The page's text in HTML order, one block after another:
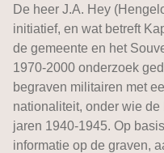
De heer J.A. Hey
initiatief, en wat betreft
de gemeente en het
1970-2000 onderzoek
begraven militairen met
nationaliteit, onder wie
jaren 1940-1945. Op
informatie op de graven,